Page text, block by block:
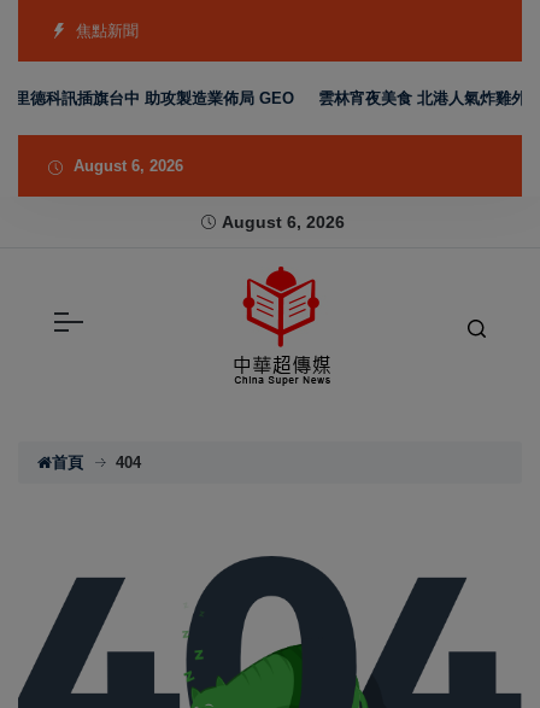
焦點新聞
德科訊插旗台中 助攻製造業佈局 GEO 雲林宵夜美食 北港人氣炸雞外酥
August 6, 2026
August 6, 2026
首頁 404